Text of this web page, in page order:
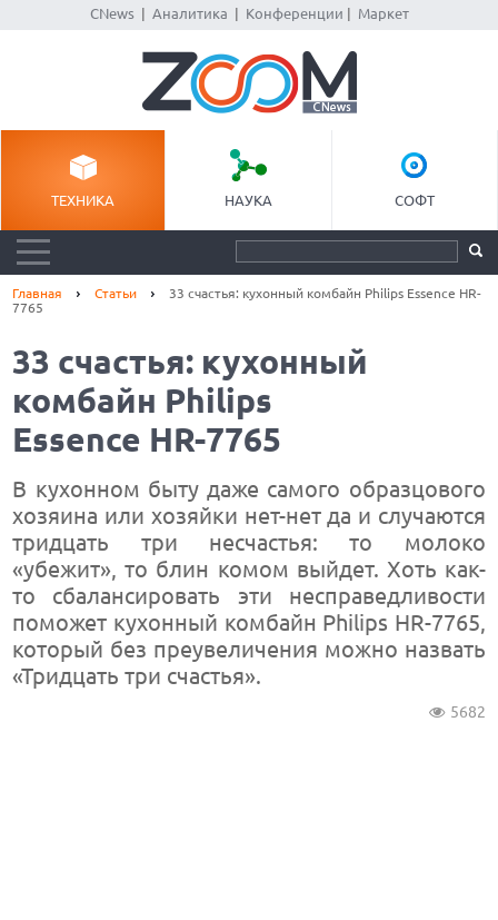
CNews| Аналитика Конференции Маркет
ТЕХНИКА НАУКА СОФТ
Главная Статьи
33 счастья: кухонный комбайн Philips Essence HR-
7765
33 счастья: кухонный
комбайн Philips
Essence HR-7765
В кухонном быту даже самого образцового
хозяина или хозяйки нет-нет да и случаются
тридцать три несчастья: то молоко
«убежит», то блин комом выйдет. Хоть как-
то сбалансировать эти несправедливости
поможет кухонный комбайн Philips HR-7765,
который без преувеличения можно назвать
«Тридцать три счастья».
5682